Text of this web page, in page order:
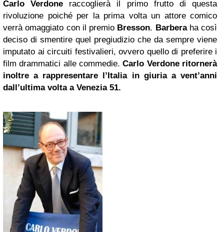
Carlo Verdone raccoglierà il primo frutto di questa
rivoluzione poiché per la prima volta un attore comico
verrà omaggiato con il premio Bresson. Barberaha così
deciso di smentire quel pregiudizio che da sempre viene
imputato ai circuiti festivalieri, ovvero quello di preferire i
film drammatici alle commedie.Carlo Verdone ritornerà
inoltre a rappresentare l’Italia in giuria a vent’anni
dall’ultima volta a Venezia51.